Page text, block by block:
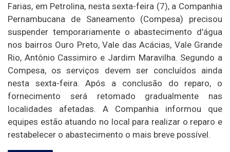
Farias, em Petrolina, nesta sexta-feira (7), a Companhia
Pernambucana de Saneamento (Compesa) precisou
suspender temporariamente o abastecimento d’água
nos bairros Ouro Preto, Vale das Acácias, Vale Grande
Rio, Antônio Cassimiro e Jardim Maravilha. Segundo a
Compesa, os serviços devem ser concluídos ainda
nesta sexta-feira. Após a conclusão do reparo, o
fornecimento será retomado gradualmente nas
localidades afetadas. A Companhia informou que
equipes estão atuando no local para realizar o reparo e
restabelecer o abastecimento o mais breve possível.